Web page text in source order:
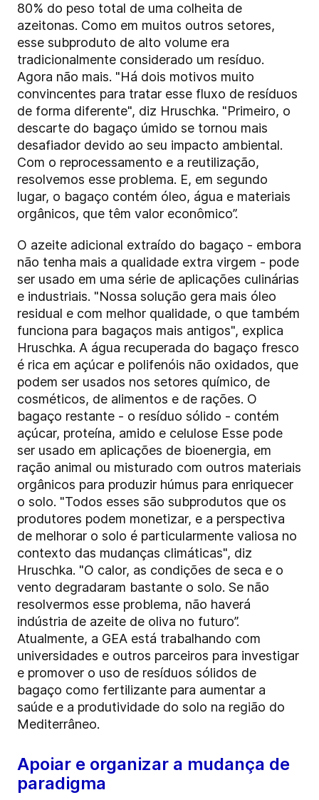
80% do peso total de uma colheita de
azeitonas. Como em muitos outros setores,
esse subproduto de alto volume era
tradicionalmente considerado um resíduo.
Agora não mais. "Há dois motivos muito
convincentes para tratar esse fluxo de resíduos
de forma diferente", diz Hruschka. "Primeiro, o
descarte do bagaço úmido se tornou mais
desafiador devido ao seu impacto ambiental.
Com o reprocessamento e a reutilização,
resolvemos esse problema. E, em segundo
lugar, o bagaço contém óleo, água e materiais
orgânicos, que têm valor econômico”.
O azeite adicional extraído do bagaço - embora
não tenha mais a qualidade extra virgem - pode
ser usado em uma série de aplicações culinárias
e industriais. "Nossa solução gera mais óleo
residual e com melhor qualidade, o que também
funciona para bagaços mais antigos", explica
Hruschka. A água recuperada do bagaço fresco
é rica em açúcar e polifenóis não oxidados, que
podem ser usados nos setores químico, de
cosméticos, de alimentos e de rações. O
bagaço restante - o resíduo sólido - contém
açúcar, proteína, amido e celulose Esse pode
ser usado em aplicações de bioenergia, em
ração animal ou misturado com outros materiais
orgânicos para produzir húmus para enriquecer
o solo. "Todos esses são subprodutos que os
produtores podem monetizar, e a perspectiva
de melhorar o solo é particularmente valiosa no
contexto das mudanças climáticas", diz
Hruschka. "O calor, as condições de seca e o
vento degradaram bastante o solo. Se não
resolvermos esse problema, não haverá
indústria de azeite de oliva no futuro”.
Atualmente, a GEA está trabalhando com
universidades e outros parceiros para investigar
e promover o uso de resíduos sólidos de
bagaço como fertilizante para aumentar a
saúde e a produtividade do solo na região do
Mediterrâneo.
Apoiar e organizar a mudança de
paradigma